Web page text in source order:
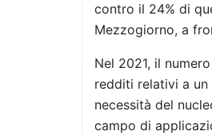
contro il 24% di
Mezzogiorno, a
Nel 2021, il
redditi relativi a
necessità del
campo di